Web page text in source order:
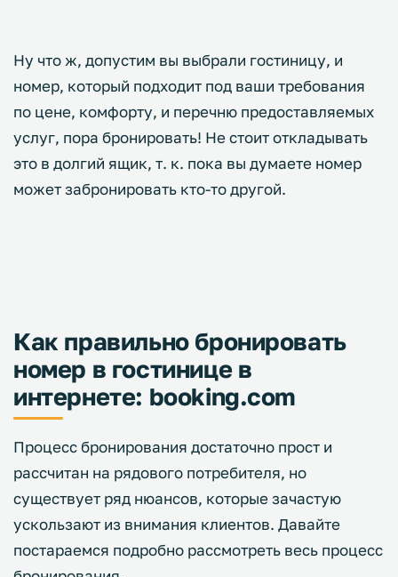
Ну что ж, допустим вы выбрали гостиницу, и
номер, который подходит под ваши требования
по цене, комфорту, и перечню предоставляемых
услуг, пора бронировать! Не стоит откладывать
это в долгий ящик, т. к. пока вы думаете номер
может забронировать кто-то другой.
Как правильно бронировать
номер в гостинице в
интернете: booking.com
Процесс бронирования достаточно прост и
рассчитан на рядового потребителя, но
существует ряд нюансов, которые зачастую
ускользают из внимания клиентов. Давайте
постараемся подробно рассмотреть весь процесс